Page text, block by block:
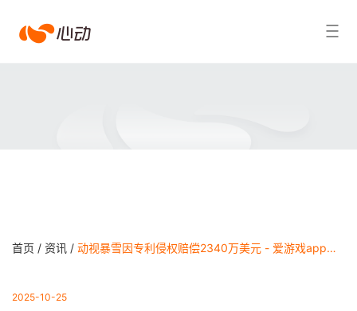
爱搜索结果
首页 / 资讯 / 动视暴雪因专利侵权赔偿2340万美元 - 爱游戏app体育
2025-10-25